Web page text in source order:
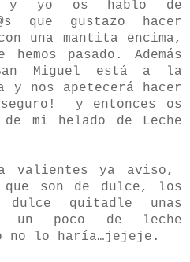
y yo os hablo de
que gustazo hacer
una mantita encima,
pasado. Además
Miguel está a la
y nos apetecerá hacer
y entonces os
mi helado de Leche
valientes ya aviso,
son de dulce, los
quitadle unas
un poco de leche
no lo haría…jejeje.